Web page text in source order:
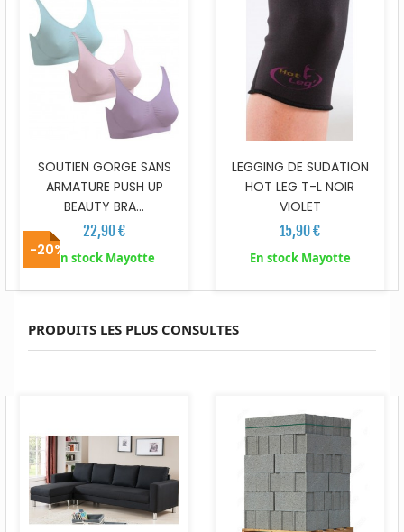
SOUTIEN GORGE SANS
ARMATURE PUSH UP
BEAUTY BRA...
22,90 €
En stock Mayotte
LEGGING DE SUDATION
HOT LEG T-L NOIR
VIOLET
15,90 €
En stock Mayotte
PRODUITS LES PLUS CONSULTES
-20%